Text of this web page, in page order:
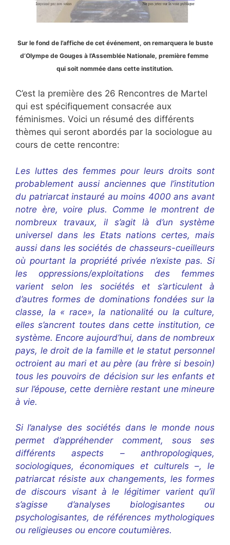
Sur le fond de l’affiche de cet événement, on remarquera le buste
d’Olympe de Gouges à l’Assemblée Nationale, première femme
qui soit nommée dans cette institution.
C’est la première des 26 Rencontres de Martel
qui est spécifiquement consacrée aux
féminismes. Voici un résumé des différents
thèmes qui seront abordés par la sociologue au
cours de cette rencontre:
Les luttes des femmes pour leurs droits sont
probablement aussi anciennes que l’institution
du patriarcat instauré au moins 4000 ans avant
notre ère, voire plus. Comme le montrent de
nombreux travaux, il s’agit là d’un système
universel dans les Etats nations certes, mais
aussi dans les sociétés de chasseurs-cueilleurs
où pourtant la propriété privée n’existe pas. Si
les oppressions/exploitations des femmes
varient selon les sociétés et s’articulent à
d’autres formes de dominations fondées sur la
classe, la « race», la nationalité ou la culture,
elles s’ancrent toutes dans cette institution, ce
système. Encore aujourd’hui, dans de nombreux
pays, le droit de la famille et le statut personnel
octroient au mari et au père (au frère si besoin)
tous les pouvoirs de décision sur les enfants et
sur l’épouse, cette dernière restant une mineure
à vie.
Si l’analyse des sociétés dans le monde nous
permet d’appréhender comment, sous ses
différents aspects – anthropologiques,
sociologiques, économiques et culturels –, le
patriarcat résiste aux changements, les formes
de discours visant à le légitimer varient qu’il
s’agisse d’analyses biologisantes ou
psychologisantes, de références mythologiques
ou religieuses ou encore coutumières.